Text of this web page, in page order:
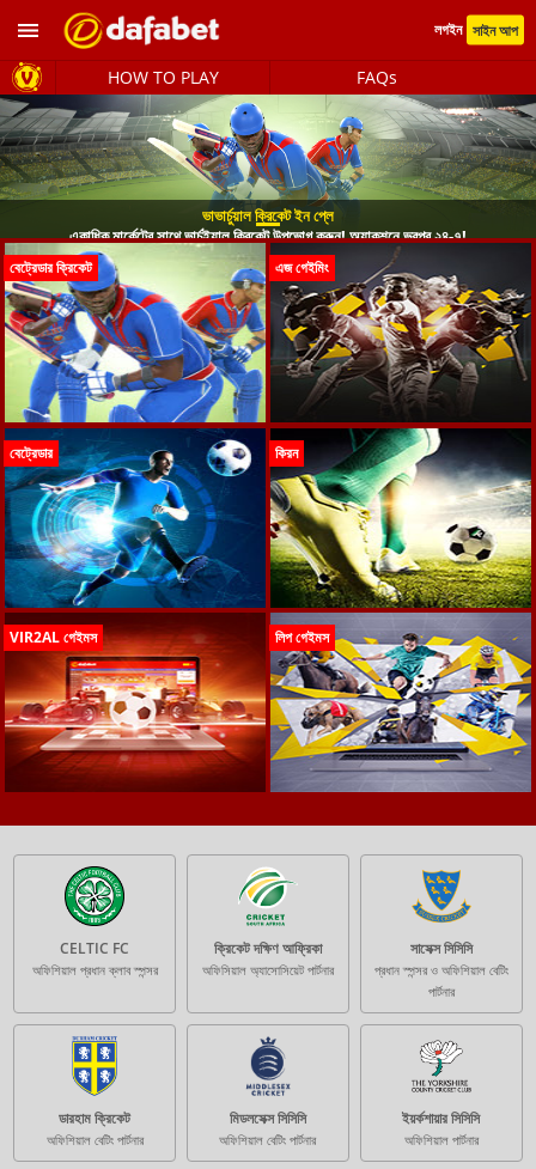
লগইন সাইন আপ
HOW TO PLAY FAQs
ভাভার্চুয়াল ক্রিকেট ইন প্লে
একাধিক মার্কেটের সাথে ভার্চুইয়াল ক্রিকেট উপভোগ করুন! অ্যাকশনে ভরপুর ২৪-৭!
বেট্রেডার ক্রিকেট এজ গেইমিং
বেট্রেডার কিরন
VIR2AL গেইমস লিপ গেইমস
CELTIC FC
অফিশিয়াল প্রধান ক্লাব স্পন্সর
ক্রিকেট দক্ষিণ আফ্রিকা
অফিসিয়াল অ্যাসোসিয়েট পার্টনার
সাসেক্স সিসিসি
প্রধান স্পন্সর ও অফিশিয়াল বেটিং
পার্টনার
ডারহাম ক্রিকেট
অফিশিয়াল বেটিং পার্টনার
মিডলসেক্স সিসিসি
অফিশিয়াল বেটিং পার্টনার
ইয়র্কশায়ার সিসিসি
অফিশিয়াল পার্টনার